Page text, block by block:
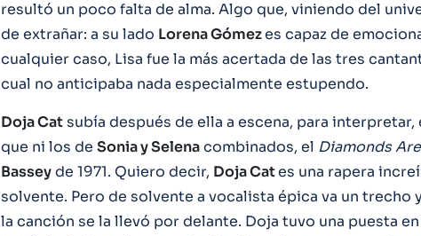
resultó un poco falta de alma. Algo que, viniendo del
de extrañar: a su lado Lorena Gómezes capaz de
cualquier caso, Lisa fue la más acertada de las tres
cual no anticipaba nada especialmente estupendo.
Doja Catsubía después de ella a escena, para
que ni los de Sonia y Selenacombinados, el Diamonds
Basseyde 1971. Quiero decir, Doja Cates una rapera
solvente. Pero de solvente a vocalista épica va un trecho
la canción se la llevó por delante. Doja tuvo una puesta